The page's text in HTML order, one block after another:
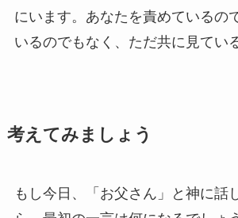
にいます。あなたを責めているの
いるのでもなく、ただ共に見ている
考えてみましょう
もし今日、「お父さん」と神に話